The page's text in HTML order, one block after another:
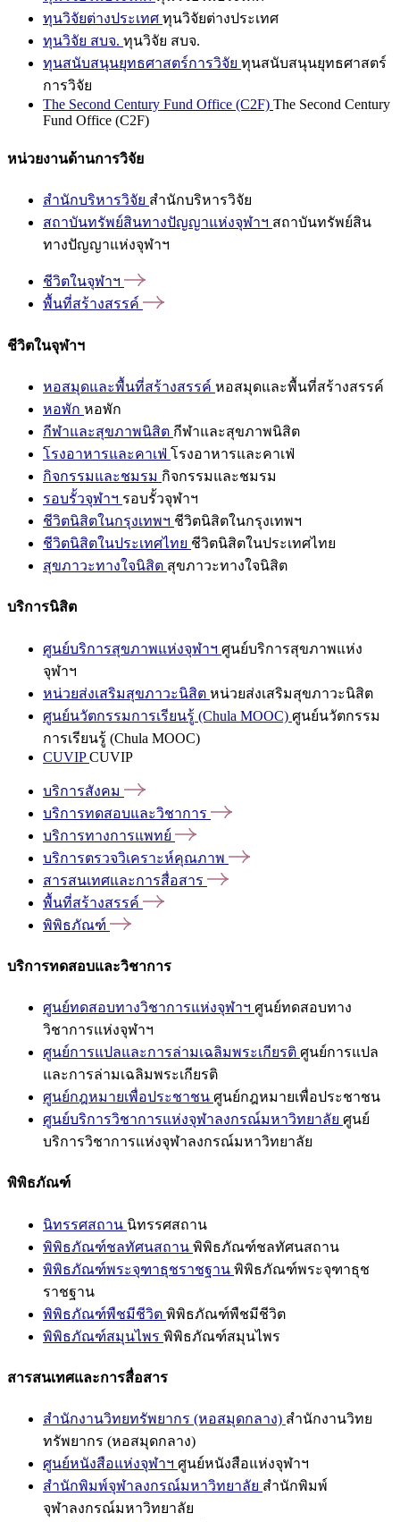
ทุนวิจัยต่างประเทศ ทุนวิจัยต่างประเทศ
ทุนวิจัย สบจ. ทุนวิจัย สบจ.
ทุนสนับสนุนยุทธศาสตร์การวิจัย ทุนสนับสนุนยุทธศาสตร์
การวิจัย
The Second Century Fund Office (C2F) The Second Century
Fund Office (C2F)
หน่วยงานด้านการวิจัย
สำนักบริหารวิจัย สำนักบริหารวิจัย
สถาบันทรัพย์สินทางปัญญาแห่งจุฬาฯ สถาบันทรัพย์สิน
ทางปัญญาแห่งจุฬาฯ
ชีวิตในจุฬาฯ
พื้นที่สร้างสรรค์
ชีวิตในจุฬาฯ
หอสมุดและพื้นที่สร้างสรรค์ หอสมุดและพื้นที่สร้างสรรค์
หอพัก หอพัก
กีฬาและสุขภาพนิสิต กีฬาและสุขภาพนิสิต
โรงอาหารและคาเฟ่ โรงอาหารและคาเฟ่
กิจกรรมและชมรม กิจกรรมและชมรม
รอบรั้วจุฬาฯ รอบรั้วจุฬาฯ
ชีวิตนิสิตในกรุงเทพฯ ชีวิตนิสิตในกรุงเทพฯ
ชีวิตนิสิตในประเทศไทย ชีวิตนิสิตในประเทศไทย
สุขภาวะทางใจนิสิต สุขภาวะทางใจนิสิต
บริการนิสิต
ศูนย์บริการสุขภาพแห่งจุฬาฯ ศูนย์บริการสุขภาพแห่ง
จุฬาฯ
หน่วยส่งเสริมสุขภาวะนิสิต หน่วยส่งเสริมสุขภาวะนิสิต
ศูนย์นวัตกรรมการเรียนรู้ (Chula MOOC) ศูนย์นวัตกรรม
การเรียนรู้ (Chula MOOC)
CUVIPCUVIP
บริการสังคม
บริการทดสอบและวิชาการ
บริการทางการแพทย์
บริการตรวจวิเคราะห์คุณภาพ
สารสนเทศและการสื่อสาร
พื้นที่สร้างสรรค์
พิพิธภัณฑ์
บริการทดสอบและวิชาการ
ศูนย์ทดสอบทางวิชาการแห่งจุฬาฯ ศูนย์ทดสอบทาง
วิชาการแห่งจุฬาฯ
ศูนย์การแปลและการล่ามเฉลิมพระเกียรติ ศูนย์การแปล
และการล่ามเฉลิมพระเกียรติ
ศูนย์กฎหมายเพื่อประชาชน ศูนย์กฎหมายเพื่อประชาชน
ศูนย์บริการวิชาการแห่งจุฬาลงกรณ์มหาวิทยาลัย ศูนย์
บริการวิชาการแห่งจุฬาลงกรณ์มหาวิทยาลัย
พิพิธภัณฑ์
นิทรรศสถาน นิทรรศสถาน
พิพิธภัณฑ์ชลทัศนสถาน พิพิธภัณฑ์ชลทัศนสถาน
พิพิธภัณฑ์พระจุฑาธุชราชฐาน พิพิธภัณฑ์พระจุฑาธุช
ราชฐาน
พิพิธภัณฑ์พืชมีชีวิต พิพิธภัณฑ์พืชมีชีวิต
พิพิธภัณฑ์สมุนไพร พิพิธภัณฑ์สมุนไพร
สารสนเทศและการสื่อสาร
สำนักงานวิทยทรัพยากร (หอสมุดกลาง) สำนักงานวิทย
ทรัพยากร (หอสมุดกลาง)
ศูนย์หนังสือแห่งจุฬาฯ ศูนย์หนังสือแห่งจุฬาฯ
สำนักพิมพ์จุฬาลงกรณ์มหาวิทยาลัย สำนักพิมพ์
จุฬาลงกรณ์มหาวิทยาลัย